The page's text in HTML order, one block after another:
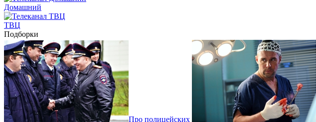
Домашний
ТВЦ
Подборки
Про полицейских